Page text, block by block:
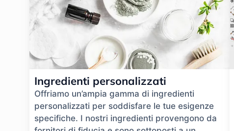
Ingredienti personalizzati
Offriamo un’ampia gamma di ingredienti
personalizzati per soddisfare le tue esigenze
specifiche. I nostri ingredienti provengono da